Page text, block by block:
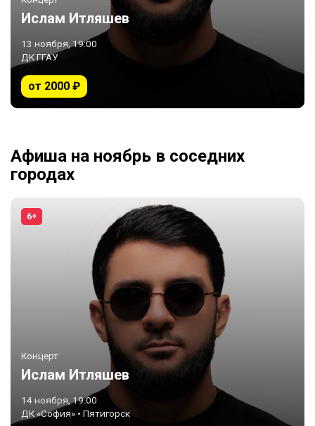
Ислам Итляшев
13 ноября, 19:00
ДК ГГАУ
от 2000 ₽
Афиша на ноябрь в соседних
городах
6+
Концерт
Ислам Итляшев
14 ноября, 19:00
ДК «София» • Пятигорск